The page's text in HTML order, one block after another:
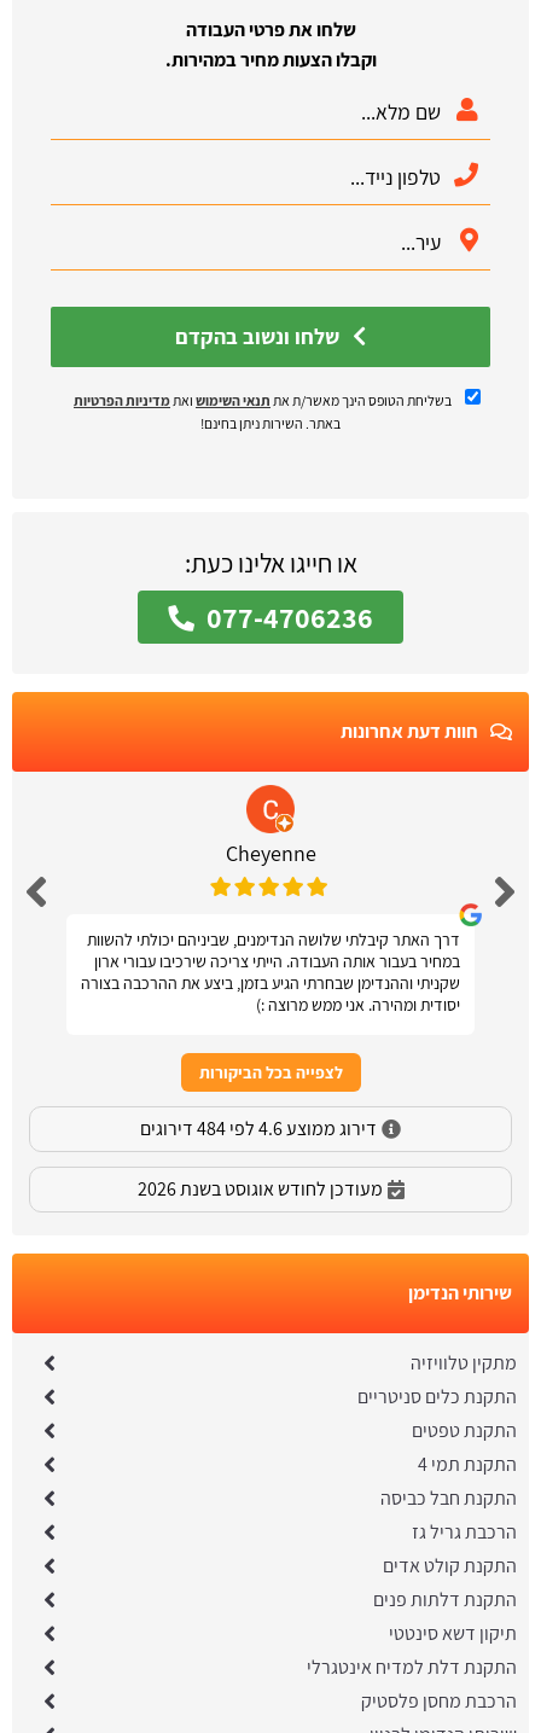
שלחו את פרטי העבודה
וקבלו הצעות מחיר במהירות.
בשליחת הטופס הינך מאשר/ת את תנאי השימוש ואת מדיניות הפרטיות
באתר. השירות ניתן בחינם!
או חייגו אלינו כעת:
077-4706236
חוות דעת אחרונות
Cheyenne
דרך האתר קיבלתי שלושה הנדימנים, שביניהם יכולתי להשוות
במחיר בעבור אותה העבודה. הייתי צריכה שירכיבו עבורי ארון
שקניתי וההנדימן שבחרתי הגיע בזמן, ביצע את ההרכבה בצורה
יסודית ומהירה. אני ממש מרוצה :)
לצפייה בכל הביקורות
דירוג ממוצע 4.6 לפי 484 דירוגים
מעודכן לחודש אוגוסט בשנת 2026
שירותי הנדימן
מתקין טלוויזיה
התקנת כלים סניטריים
התקנת טפטים
התקנת תמי 4
התקנת חבל כביסה
הרכבת גריל גז
התקנת קולט אדים
התקנת דלתות פנים
תיקון דשא סינטטי
התקנת דלת למדיח אינטגרלי
הרכבת מחסן פלסטיק